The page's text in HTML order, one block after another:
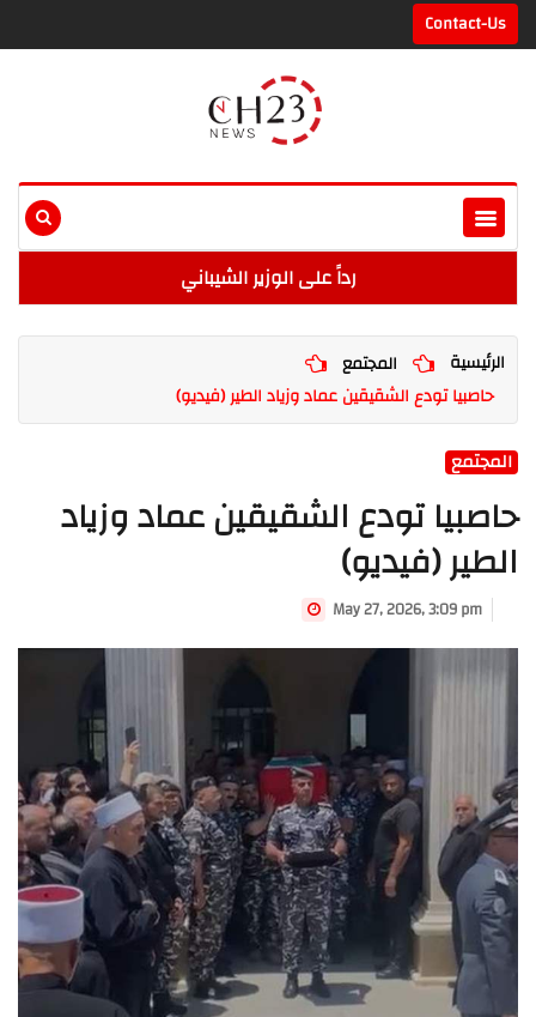
Contact-Us
رداً على الوزير الشيباني
الرئيسية
المجتمع
حاصبيا تودع الشقيقين عماد وزياد الطير (فيديو)
المجتمع
حاصبيا تودع الشقيقين عماد وزياد
الطير (فيديو)
May 27, 2026, 3:09 pm